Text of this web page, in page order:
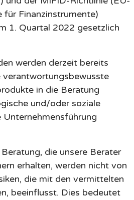
für Finanzinstrumente)
1. Quartal 2022 gesetzlich
werden derzeit bereits
in die Beratung
und/oder soziale
die unsere Berater
erhalten, werden nicht von
die mit den vermittelten
beeinflusst. Dies bedeutet